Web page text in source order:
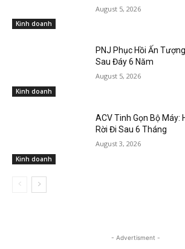
Kinh doanh
August 5, 2026
Kinh doanh
PNJ Phục Hồi Ấn
Sau Đáy 6 Năm
August 5, 2026
Kinh doanh
ACV Tinh Gọn Bộ Máy:
Rời Đi Sau 6 Tháng
August 3, 2026
- Advertisment -